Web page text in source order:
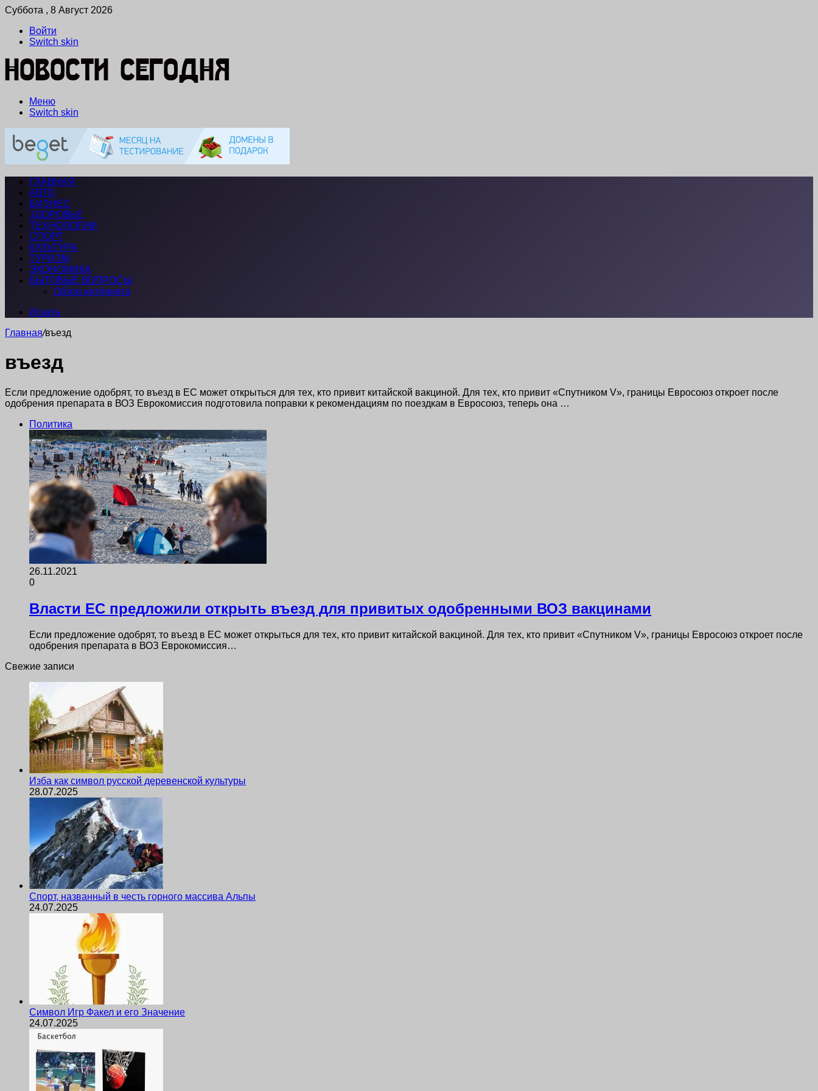
Суббота , 8 Август 2026
Войти
Switch skin
Меню
Switch skin
ГЛАВНАЯ
АВТО
БИЗНЕС
ЗДОРОВЬЕ
ТЕХНОЛОГИИ
СПОРТ
КУЛЬТУРА
ТУРИЗМ
ЭКОНОМИКА
БЫТОВЫЕ ВОПРОСЫ
Обзор интернета
Искать
Главная/въезд
въезд
Если предложение одобрят, то въезд в ЕС может открыться для тех, кто привит китайской вакциной. Для тех, кто привит «Спутником V», границы Евросоюз откроет после
одобрения препарата в ВОЗ Еврокомиссия подготовила поправки к рекомендациям по поездкам в Евросоюз, теперь она …
Политика
26.11.2021
0
Власти ЕС предложили открыть въезд для привитых одобренными ВОЗ вакцинами
Если предложение одобрят, то въезд в ЕС может открыться для тех, кто привит китайской вакциной. Для тех, кто привит «Спутником V», границы Евросоюз откроет после
одобрения препарата в ВОЗ Еврокомиссия…
Свежие записи
Изба как символ русской деревенской культуры
28.07.2025
Спорт, названный в честь горного массива Альпы
24.07.2025
Символ Игр Факел и его Значение
24.07.2025